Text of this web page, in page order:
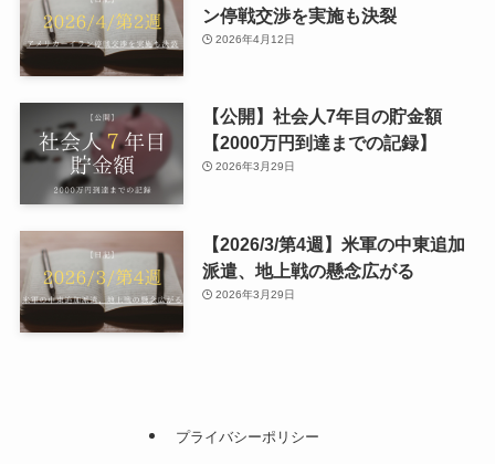
ン停戦交渉を実施も決裂
2026年4月12日
【公開】社会人7年目の貯金額
【2000万円到達までの記録】
2026年3月29日
【2026/3/第4週】米軍の中東追加
派遣、地上戦の懸念広がる
2026年3月29日
プライバシーポリシー